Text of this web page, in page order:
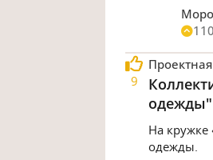
9
На кружке
одежды.